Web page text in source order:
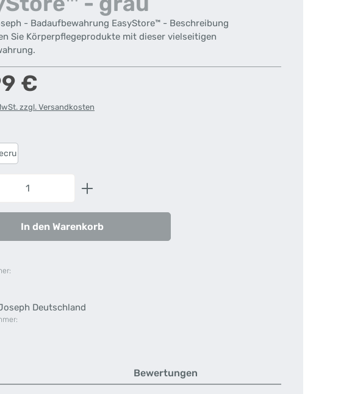
- Badaufbewahrung EasyStore™ - Beschreibung
Sie Körperpflegeprodukte mit dieser vielseitigen
€
zzgl. Versandkosten
Matt
Anzahl: Gib den gewünschten Wert ein oder
In den Warenkorb
Deutschland
Bewertungen